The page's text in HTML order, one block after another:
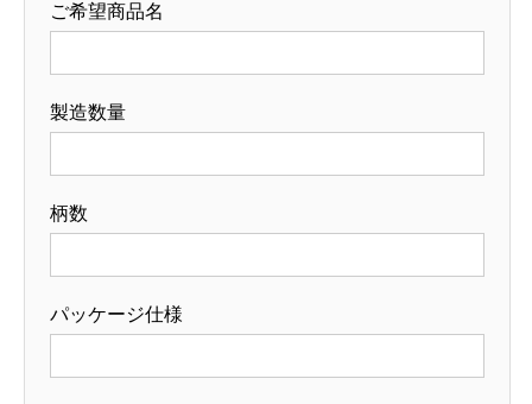
ご希望商品名
製造数量
柄数
パッケージ仕様